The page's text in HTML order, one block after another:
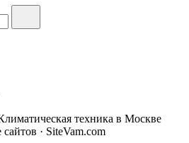
техника в Москве
· SiteVam.com